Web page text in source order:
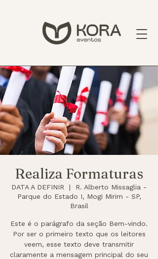
Realiza Formaturas
DATA A DEFINIR
  |
R. Alberto Missaglia -
Parque do Estado I, Mogi Mirim - SP,
Brasil
Este é o parágrafo da seção Bem-vindo.
Por ser o primeiro texto que os leitores
veem, esse texto deve transmitir
claramente a mensagem principal do seu